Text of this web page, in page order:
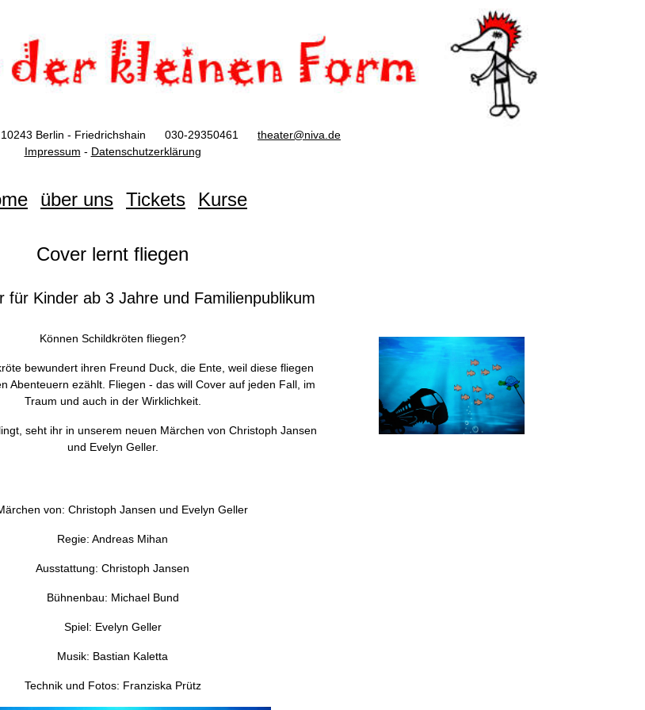
Berlin - Friedrichshain 030-29350461 theater@niva.de
Impressum - Datenschutzerklärung
über uns Tickets Kurse
Cover lernt fliegen
für Kinder ab 3 Jahre und Familienpublikum
Können Schildkröten fliegen?
bewundert ihren Freund Duck, die Ente, weil diese fliegen
Abenteuern ezählt. Fliegen - das will Cover auf jeden Fall, im
Traum und auch in der Wirklichkeit.
seht ihr in unserem neuen Märchen von Christoph Jansen
und Evelyn Geller.
von: Christoph Jansen und Evelyn Geller
Regie: Andreas Mihan
Ausstattung: Christoph Jansen
Bühnenbau: Michael Bund
Spiel: Evelyn Geller
Musik: Bastian Kaletta
Technik und Fotos: Franziska Prütz